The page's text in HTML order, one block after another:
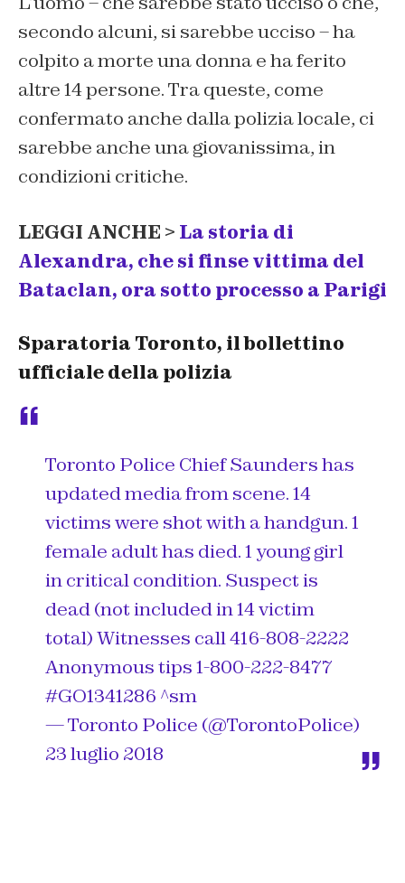
secondo alcuni, si sarebbe ucciso – ha
colpito a morte una donna e ha ferito
altre 14 persone. Tra queste, come
confermato anche dalla polizia locale, ci
sarebbe anche una giovanissima, in
condizioni critiche.
LEGGI ANCHE > La storia di
Alexandra, che si finse vittima del
Bataclan, ora sotto processo a Parigi
Sparatoria Toronto, il bollettino
ufficiale della polizia
Toronto Police Chief Saunders has
updated media from scene. 14
victims were shot with a handgun. 1
female adult has died. 1 young girl
in critical condition. Suspect is
dead (not included in 14 victim
total) Witnesses call 416-808-2222
Anonymous tips 1-800-222-8477
#GO1341286 ^sm
— Toronto Police (@TorontoPolice)
23 luglio 2018